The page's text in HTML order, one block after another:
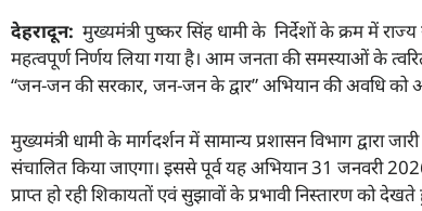
देहरादून: मुख्यमंत्री पुष्कर सिंह धामी के निर्देशों के क्रम में
महत्वपूर्ण निर्णय लिया गया है। आम जनता की समस्याओं के
“जन-जन की सरकार, जन-जन के द्वार” अभियान की अवधि को
मुख्यमंत्री धामी के मार्गदर्शन में सामान्य प्रशासन विभाग
संचालित किया जाएगा। इससे पूर्व यह अभियान 31 जनवरी
प्राप्त हो रही शिकायतों एवं सुझावों के प्रभावी निस्तारण को